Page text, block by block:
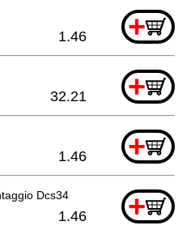
+
1.46
+
32.21
+
1.46
Dcs34 +
1.46